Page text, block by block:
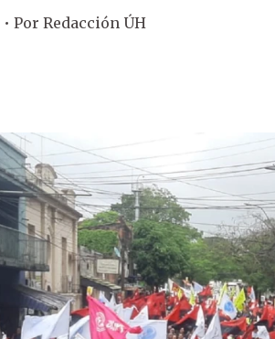
Por Redacción ÚH